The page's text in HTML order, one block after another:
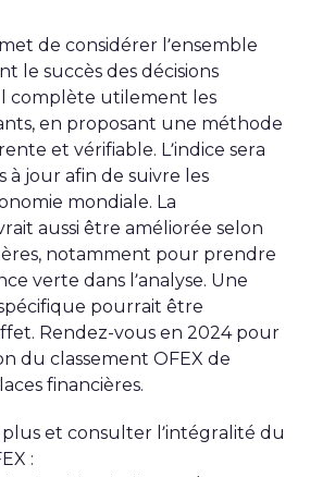
de considérer l’ensemble
le succès des décisions
complète utilement les
en proposant une méthode
et vérifiable. L’indice sera
jour afin de suivre les
mondiale. La
aussi être améliorée selon
notamment pour prendre
verte dans l’analyse. Une
pourrait être
Rendez-vous en 2024 pour
du classement OFEX de
financières.
plus et consulter l’intégralité du
: